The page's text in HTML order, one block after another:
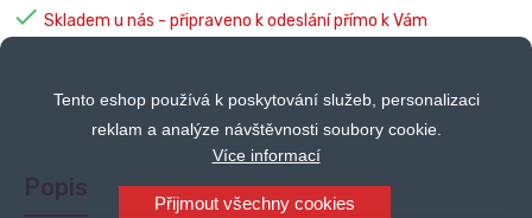
Tento eshop používá k poskytování služeb, personalizaci
reklam a analýze návštěvnosti soubory cookie.
Více informací
Přijmout všechny cookies
 Skladem u nás - připraveno k odeslání přímo k Vám
Popis